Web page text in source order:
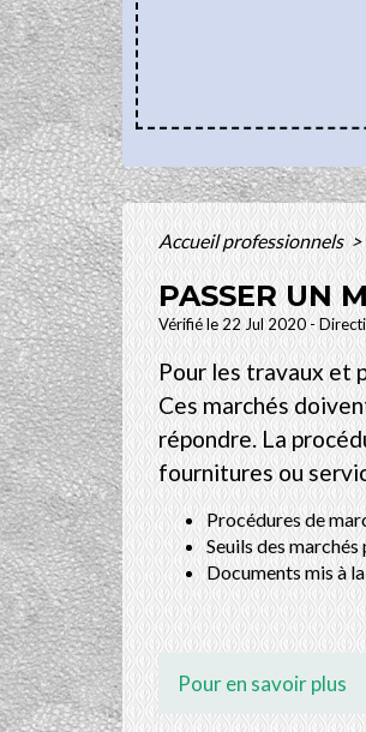
Accueil professionnels>
PASSER UN
Vérifié le 22 Jul 2020 -
Pour les travaux et
Ces marchés
répondre. La
fournitures ou
Procédures de
Seuils des
Documents mis à
Pour en savoir plus